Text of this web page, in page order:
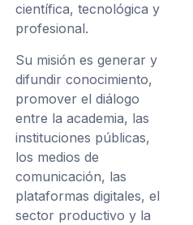
científica, tecnológica y
profesional.
Su misión es generar y
difundir conocimiento,
promover el diálogo
entre la academia, las
instituciones públicas,
los medios de
comunicación, las
plataformas digitales, el
sector productivo y la